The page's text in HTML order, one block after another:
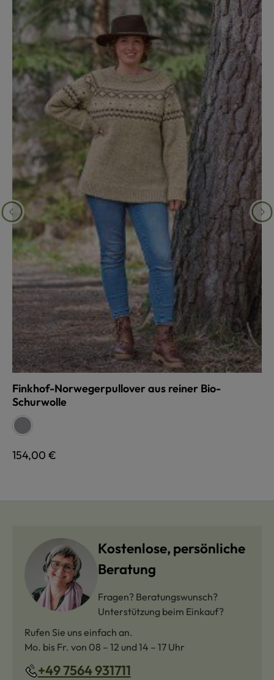
Finkhof-Norwegerpullover aus reiner Bio-
Schurwolle
Farbe
grau
Regulärer Preis:
154,00 €
Kostenlose, persönliche
Beratung
Fragen? Beratungswunsch?
Unterstützung beim Einkauf?
Rufen Sie uns einfach an.
Mo. bis Fr. von 08 – 12 und 14 – 17 Uhr
+49 7564 931711